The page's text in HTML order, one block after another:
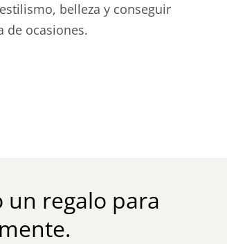
belleza y conseguir
de ocasiones.
un regalo para